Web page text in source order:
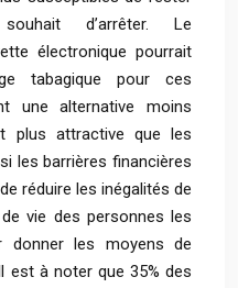
d’arrêter. Le
électronique pourrait
tabagique pour ces
une alternative moins
plus attractive que les
les barrières financières
réduire les inégalités de
vie des personnes les
donner les moyens de
est à noter que 35% des